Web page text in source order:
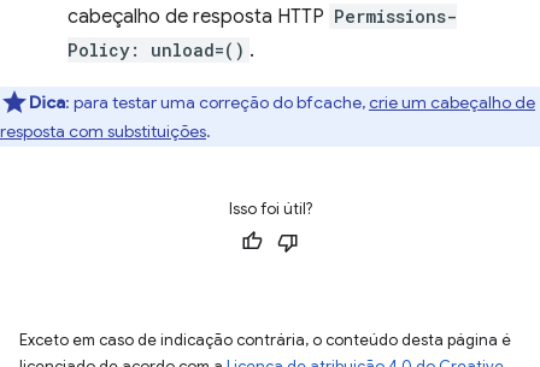
cabeçalho de resposta HTTP Permissions-
Policy: unload=() .
Dica: para testar uma correção do bfcache,crie um cabeçalho de
resposta com substituições.
Isso foi útil?
Exceto em caso de indicação contrária, o conteúdo desta página é